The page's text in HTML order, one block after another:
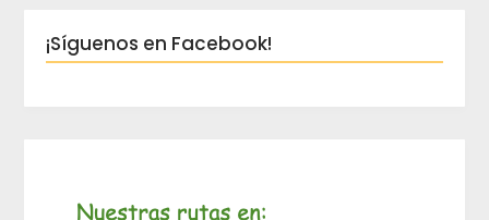
¡Síguenos en Facebook!